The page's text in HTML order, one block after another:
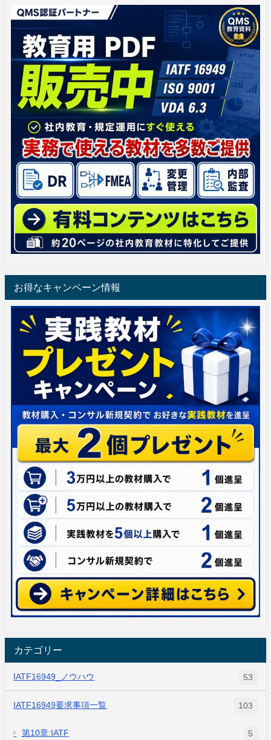
お得なキャンペーン情報
カテゴリー
IATF16949_ノウハウ 53
IATF16949要求事項一覧 103
第10章:IATF 5